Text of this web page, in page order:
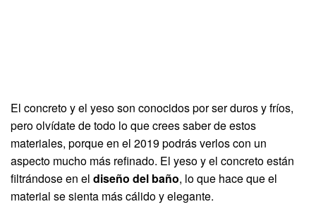
El concreto y el yeso son conocidos por ser duros y fríos,
pero olvídate de todo lo que crees saber de estos
materiales, porque en el 2019 podrás verlos con un
aspecto mucho más refinado. El yeso y el concreto están
filtrándose en el diseño del baño, lo que hace que el
material se sienta más cálido y elegante.